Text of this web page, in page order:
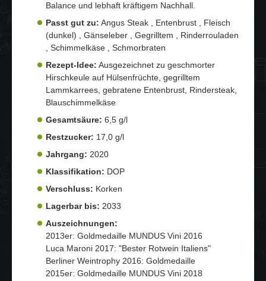
Balance und lebhaft kräftigem Nachhall.
Passt gut zu: Angus Steak , Entenbrust , Fleisch
(dunkel) , Gänseleber , Gegrilltem , Rinderrouladen
, Schimmelkäse , Schmorbraten
Rezept-Idee: Ausgezeichnet zu geschmorter
Hirschkeule auf Hülsenfrüchte, gegrilltem
Lammkarrees, gebratene Entenbrust, Rindersteak,
Blauschimmelkäse
Gesamtsäure: 6,5 g/l
Restzucker: 17,0 g/l
Jahrgang: 2020
Klassifikation: DOP
Verschluss: Korken
Lagerbar bis: 2033
Auszeichnungen:
2013er: Goldmedaille MUNDUS Vini 2016
Luca Maroni 2017: "Bester Rotwein Italiens"
Berliner Weintrophy 2016: Goldmedaille
2015er: Goldmedaille MUNDUS Vini 2018